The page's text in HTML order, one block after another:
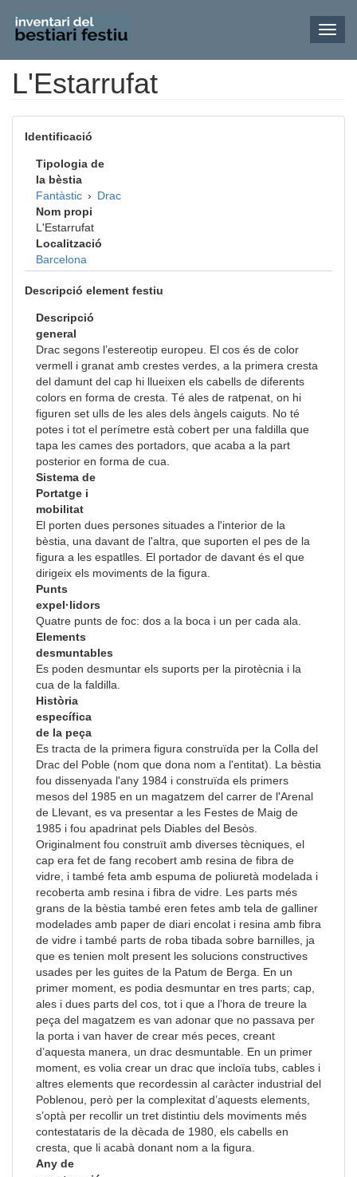
VésL'Estarrufat
Identificació
Tipologia de
la bèstia
Fantàstic › Drac
Nom propi
L'Estarrufat
Localització
Barcelona
Descripció element festiu
Descripció
general
Drac segons l’estereotip europeu. El cos és de color
vermell i granat amb crestes verdes, a la primera cresta
del damunt del cap hi llueixen els cabells de diferents
colors en forma de cresta. Té ales de ratpenat, on hi
figuren set ulls de les ales dels àngels caiguts. No té
potes i tot el perímetre està cobert per una faldilla que
tapa les cames des portadors, que acaba a la part
posterior en forma de cua.
Sistema de
Portatge i
mobilitat
El porten dues persones situades a l'interior de la
bèstia, una davant de l'altra, que suporten el pes de la
figura a les espatlles. El portador de davant és el que
dirigeix els moviments de la figura.
Punts
expel·lidors
Quatre punts de foc: dos a la boca i un per cada ala.
Elements
desmuntables
Es poden desmuntar els suports per la pirotècnia i la
cua de la faldilla.
Història
específica
de la peça
Es tracta de la primera figura construïda per la Colla del
Drac del Poble (nom que dona nom a l'entitat). La bèstia
fou dissenyada l'any 1984 i construïda els primers
mesos del 1985 en un magatzem del carrer de l'Arenal
de Llevant, es va presentar a les Festes de Maig de
1985 i fou apadrinat pels Diables del Besòs.
Originalment fou construït amb diverses tècniques, el
cap era fet de fang recobert amb resina de fibra de
vidre, i també feta amb espuma de poliuretà modelada i
recoberta amb resina i fibra de vidre. Les parts més
grans de la bèstia també eren fetes amb tela de galliner
modelades amb paper de diari encolat i resina amb fibra
de vidre i també parts de roba tibada sobre barnilles, ja
que es tenien molt present les solucions constructives
usades per les guites de la Patum de Berga. En un
primer moment, es podia desmuntar en tres parts; cap,
ales i dues parts del cos, tot i que a l’hora de treure la
peça del magatzem es van adonar que no passava per
la porta i van haver de crear més peces, creant
d’aquesta manera, un drac desmuntable. En un primer
moment, es volia crear un drac que incloïa tubs, cables i
altres elements que recordessin al caràcter industrial del
Poblenou, però per la complexitat d’aquests elements,
s’optà per recollir un tret distintiu dels moviments més
contestataris de la dècada de 1980, els cabells en
cresta, que li acabà donant nom a la figura.
Any de